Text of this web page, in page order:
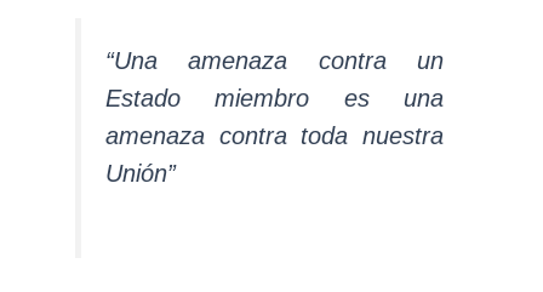
“Una amenaza contra un
Estado miembro es una
amenaza contra toda nuestra
Unión”